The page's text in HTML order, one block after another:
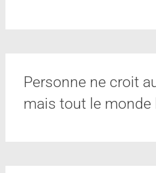
Personne ne croit
mais tout le monde